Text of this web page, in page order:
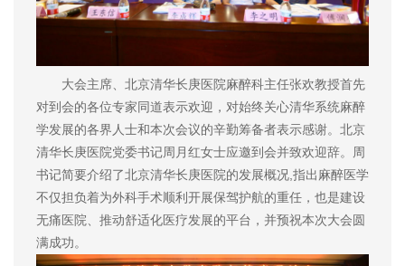
大会主席、北京清华长庚医院麻醉科主任张欢教授首先
对到会的各位专家同道表示欢迎，对始终关心清华系统麻醉
学发展的各界人士和本次会议的辛勤筹备者表示感谢。北京
清华长庚医院党委书记周月红女士应邀到会并致欢迎辞。周
书记简要介绍了北京清华长庚医院的发展概况,指出麻醉医学
不仅担负着为外科手术顺利开展保驾护航的重任，也是建设
无痛医院、推动舒适化医疗发展的平台，并预祝本次大会圆
满成功。